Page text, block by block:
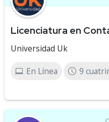
Licenciatura en
Universidad Uk
En Línea 9